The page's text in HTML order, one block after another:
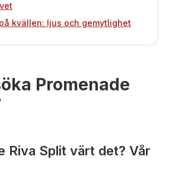
kvällen: ljus och gemytlighet
Promenade
Riva Split värt det? Vår